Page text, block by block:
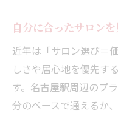
自分に合ったサロン
近年は「サロン選び＝
しさや居心地を優先す
す。名古屋駅周辺のプ
分のペースで通えるか